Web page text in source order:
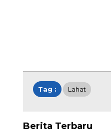
Tag : Lahat
Berita Terbaru